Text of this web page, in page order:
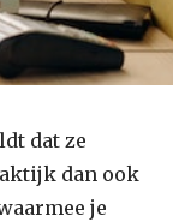
dat ze
dan ook
je